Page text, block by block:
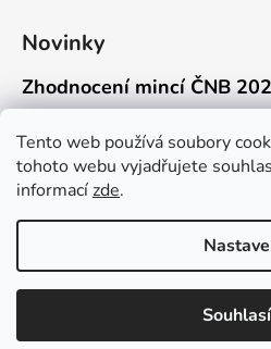
Tento web používá soubory
tohoto webu vyjadřujete
informacízde.
Novinky
Zhodnocení mincí ČNB
Připravili jsme pro vás
Mýty o přepravě zlatých
Kdo někdy držel v ruce zlatou
Vytvořil